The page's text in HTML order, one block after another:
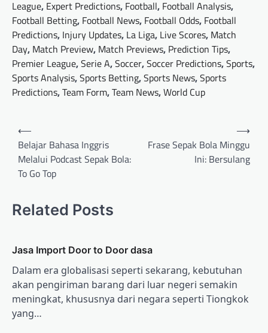
League, Expert Predictions, Football, Football Analysis,
Football Betting, Football News, Football Odds, Football
Predictions, Injury Updates, La Liga, Live Scores, Match
Day, Match Preview, Match Previews, Prediction Tips,
Premier League,Serie A,Soccer,Soccer Predictions,Sports,
Sports Analysis,Sports Betting,Sports News,Sports
Predictions,Team Form,Team News,World Cup
Post
navigation
⟵
Belajar Bahasa Inggris
Melalui Podcast Sepak Bola:
To Go Top
Frase Sepak Bola Minggu
Ini: Bersulang
⟶
Related Posts
Jasa Import Door to Door dasa
Dalam era globalisasi seperti sekarang, kebutuhan
akan pengiriman barang dari luar negeri semakin
meningkat, khususnya dari negara seperti Tiongkok
yang…